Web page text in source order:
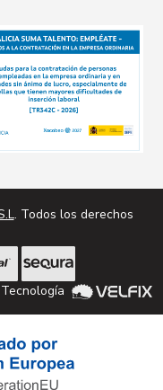
. Todos los derechos